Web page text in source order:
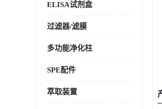
ELISA试剂盒
过滤器/滤膜
多功能净化柱
SPE配件
萃取装置